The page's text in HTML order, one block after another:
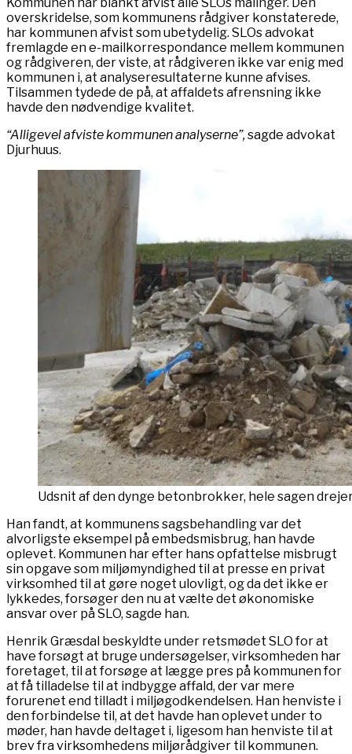
overskridelse, som kommunens rådgiver konstaterede,
har kommunen afvist som ubetydelig. SLOs advokat
fremlagde en e-mailkorrespondance mellem kommunen
og rådgiveren, der viste, at rådgiveren ikke var enig med
kommunen i, at analyseresultaterne kunne afvises.
Tilsammen tydede de på, at affaldets afrensning ikke
havde den nødvendige kvalitet.
“Alligevel afviste kommunen analyserne”,sagde advokat
Djurhuus.
Udsnit af den dynge betonbrokker, hele sagen
Han fandt, at kommunens sagsbehandling var det
alvorligste eksempel på embedsmisbrug, han havde
oplevet. Kommunen har efter hans opfattelse misbrugt
sin opgave som miljømyndighed til at presse en privat
virksomhed til at gøre noget ulovligt, og da det ikke er
lykkedes, forsøger den nu at vælte det økonomiske
ansvar over på SLO, sagde han.
Henrik Græsdal beskyldte under retsmødet SLO for at
have forsøgt at bruge undersøgelser, virksomheden har
foretaget, til at forsøge at lægge pres på kommunen for
at få tilladelse til at indbygge affald, der var mere
forurenet end tilladt i miljøgodkendelsen. Han henviste i
den forbindelse til, at det havde han oplevet under to
møder, han havde deltaget i, ligesom han henviste til at
brev fra virksomhedens miljørådgiver til kommunen.